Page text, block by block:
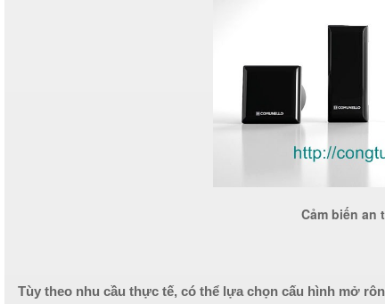
Cảm biến an
Tùy theo nhu cầu thực tế, có thể lựa chọn cấu hình mở